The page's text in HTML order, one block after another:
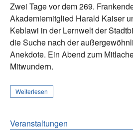
Zwei Tage vor dem 269.
Akademiemitglied Harald Kaiser
Keblawi in der Lernwelt der
die Suche nach der
Anekdote. Ein Abend zum
Mitwundern.
Weiterlesen
Veranstaltungen